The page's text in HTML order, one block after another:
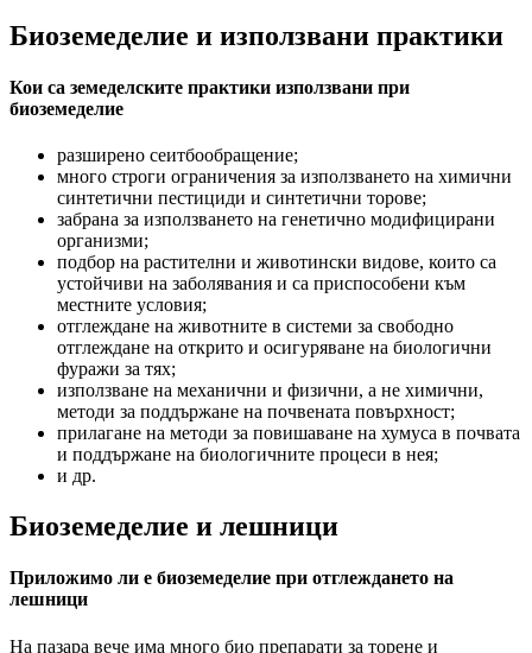
Биоземеделие и използвани практики
Кои са земеделските практики използвани при
биоземеделие
разширено сеитбообращение;
много строги ограничения за използването на химични
синтетични пестициди и синтетични торове;
забрана за използването на генетично модифицирани
организми;
подбор на растителни и животински видове, които са
устойчиви на заболявания и са приспособени към
местните условия;
отглеждане на животните в системи за свободно
отглеждане на открито и осигуряване на биологични
фуражи за тях;
използване на механични и физични, а не химични,
методи за поддържане на почвената повърхност;
прилагане на методи за повишаване на хумуса в почвата
и поддържане на биологичните процеси в нея;
и др.
Биоземеделие и лешници
Приложимо ли е биоземеделие при отглеждането на
лешници
На пазара вече има много био препарати за торене и